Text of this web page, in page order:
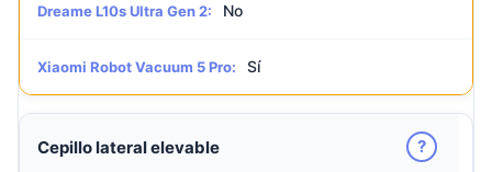
Dreame L10s Ultra Gen 2: No
Xiaomi Robot Vacuum 5 Pro: Sí
Cepillo lateral elevable ?